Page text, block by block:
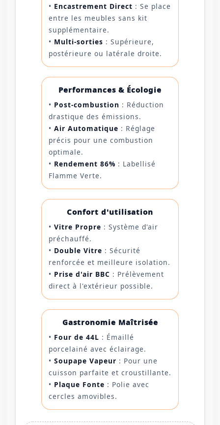
• Encastrement Direct : Se place
entre les meubles sans kit
supplémentaire.
• Multi-sorties : Supérieure,
postérieure ou latérale droite.
Performances & Écologie
• Post-combustion : Réduction
drastique des émissions.
• Air Automatique : Réglage
précis pour une combustion
optimale.
• Rendement 86% : Labellisé
Flamme Verte.
Confort d'utilisation
• Vitre Propre : Système d'air
préchauffé.
• Double Vitre : Sécurité
renforcée et meilleure isolation.
• Prise d'air BBC : Prélèvement
direct à l'extérieur possible.
Gastronomie Maîtrisée
• Four de 44L : Émaillé
porcelainé avec éclairage.
• Soupape Vapeur : Pour une
cuisson parfaite et croustillante.
• Plaque Fonte : Polie avec
cercles amovibles.